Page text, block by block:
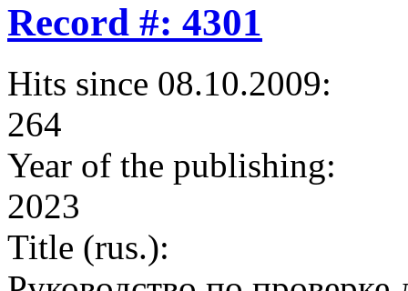
Record #: 4301
Hits since 08.10.2009:
264
Year of the publishing:
2023
Title (rus.):